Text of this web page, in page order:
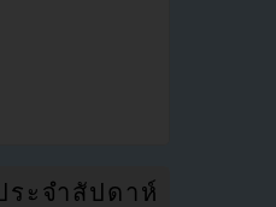
ะจำสัปดาห์